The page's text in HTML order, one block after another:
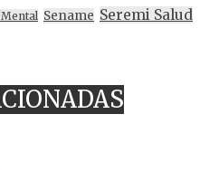
Mental Sename Seremi Salud